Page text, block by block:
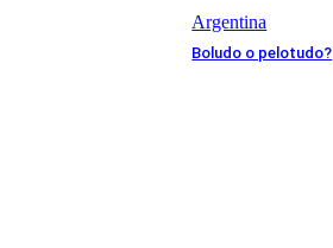
Argentina
Boludo o pelotudo?